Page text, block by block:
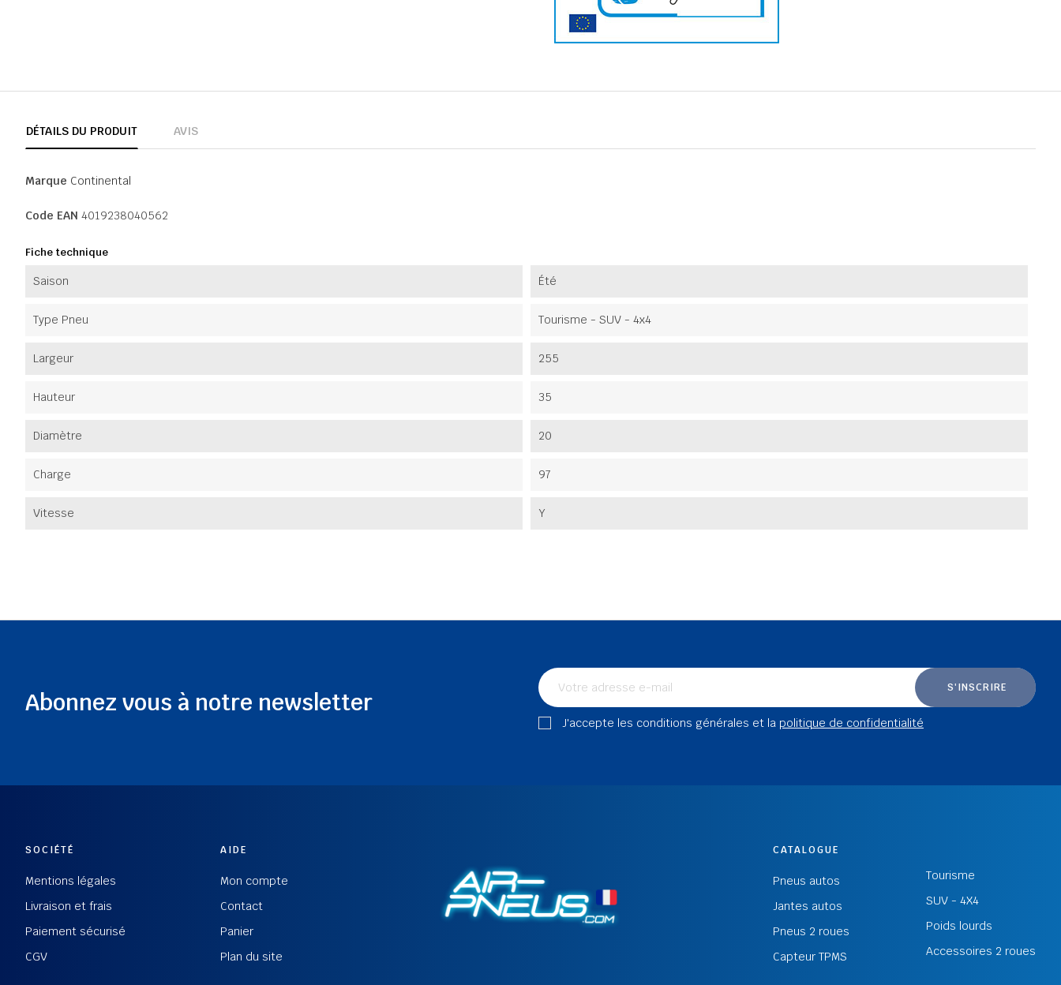
DÉTAILS DU PRODUIT AVIS
Marque Continental
Code EAN 4019238040562
Fiche technique
Saison Été
Type Pneu Tourisme - SUV - 4x4
Largeur 255
Hauteur 35
Diamètre 20
Charge 97
Vitesse Y
Abonnez vous à notre newsletter
S'INSCRIRE
J'accepte les conditions générales et la politique de confidentialité
SOCIÉTÉ
Mentions légales
Livraison et frais
Paiement sécurisé
CGV
AIDE
Mon compte
Contact
Panier
Plan du site
CATALOGUE
Pneus autos
Jantes autos
Pneus 2 roues
Capteur TPMS
Tourisme
SUV - 4X4
Poids lourds
Accessoires 2 roues